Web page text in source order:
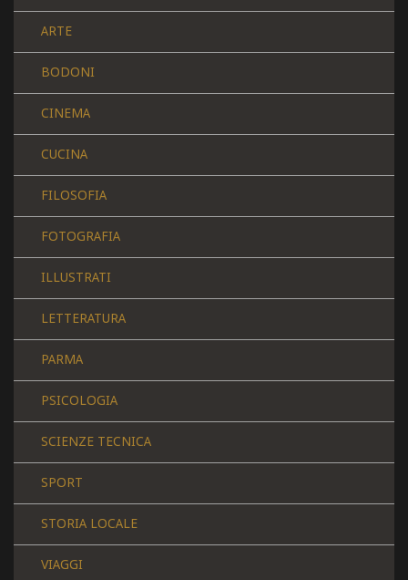
ARTE
BODONI
CINEMA
CUCINA
FILOSOFIA
FOTOGRAFIA
ILLUSTRATI
LETTERATURA
PARMA
PSICOLOGIA
SCIENZE TECNICA
SPORT
STORIA LOCALE
VIAGGI